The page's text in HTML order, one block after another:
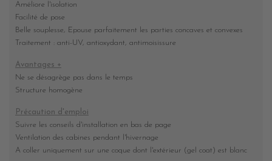
Améliore l'isolation
Facilité de pose
Belle souplesse, Epouse parfaitement les parties concaves et convexes
Traitement : anti-UV, antioxydant, antimoisissure
Avantages +
Ne se désagrège pas dans le temps
Structure homogène
Précaution d'emploi
Suivre les conseils d'installation en bas de page
Ventilation des cabines pendant l'hivernage
A coller uniquement sur une coque dont l'extérieur (gel coat) est blanc